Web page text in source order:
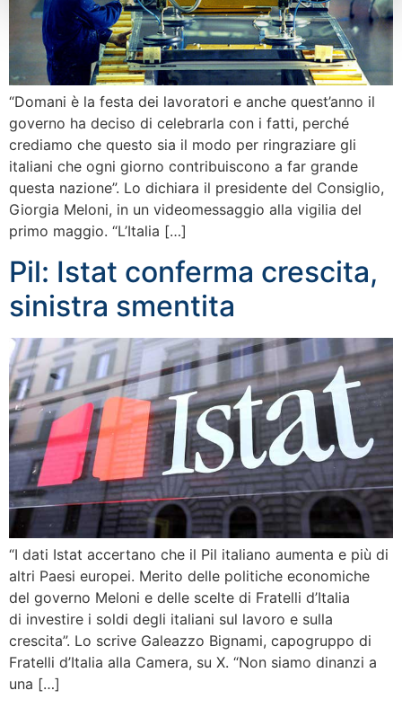
“Domani è la festa dei lavoratori e anche quest’anno il
governo ha deciso di celebrarla con i fatti, perché
crediamo che questo sia il modo per ringraziare gli
italiani che ogni giorno contribuiscono a far grande
questa nazione”. Lo dichiara il presidente del Consiglio,
Giorgia Meloni, in un videomessaggio alla vigilia del
primo maggio. “L’Italia […]
Pil: Istat conferma crescita,
sinistra smentita
“I dati Istat accertano che il Pil italiano aumenta e più di
altri Paesi europei. Merito delle politiche economiche
del governo Meloni e delle scelte di Fratelli d’Italia
di investire i soldi degli italiani sul lavoro e sulla
crescita”. Lo scrive Galeazzo Bignami, capogruppo di
Fratelli d’Italia alla Camera, su X. “Non siamo dinanzi a
una […]